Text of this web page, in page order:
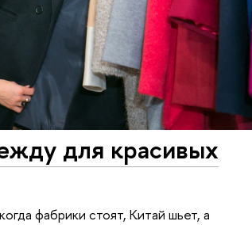
для красивых
фабрики стоят, Китай шьет, а